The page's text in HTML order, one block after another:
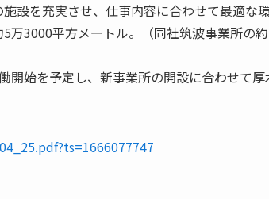
設を充実させ、仕事内容に合わせて最適な
3000平方メートル。（同社筑波事業所の
開始を予定し、新事業所の開設に合わせて厚